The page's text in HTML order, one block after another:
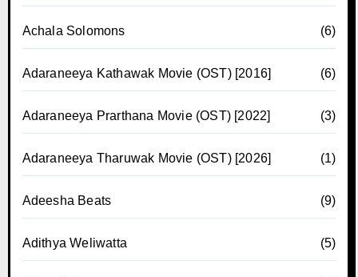
Achala Solomons (6)
Adaraneeya Kathawak Movie (OST) [2016] (6)
Adaraneeya Prarthana Movie (OST) [2022] (3)
Adaraneeya Tharuwak Movie (OST) [2026] (1)
Adeesha Beats (9)
Adithya Weliwatta (5)